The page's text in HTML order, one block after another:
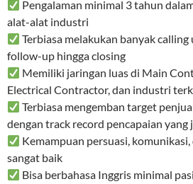
Pengalaman minimal 3 tahun
alat-alat industri
Terbiasa melakukan banyak
follow-up hingga closing
Memiliki jaringan luas di Main
Electrical Contractor, dan industri
Terbiasa mengemban target
dengan track record pencapaian yang
Kemampuan persuasi,
sangat baik
Bisa berbahasa Inggris minimal